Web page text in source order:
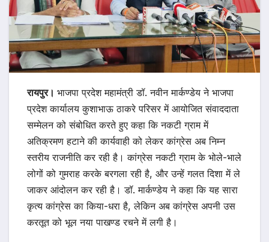
रायपुर। भाजपा प्रदेश महामंत्री डॉ. नवीन मार्कण्डेय ने भाजपा
प्रदेश कार्यालय कुशाभाऊ ठाकरे परिसर में आयोजित संवाददाता
सम्मेलन को संबोधित करते हुए कहा कि नकटी ग्राम में
अतिक्रमण हटाने की कार्यवाही को लेकर कांग्रेस अब निम्न
स्तरीय राजनीति कर रही है। कांग्रेस नकटी ग्राम के भोले-भाले
लोगों को गुमराह करके बरगला रही है, और उन्हें गलत दिशा में ले
जाकर आंदोलन कर रही है। डॉ. मार्कण्डेय ने कहा कि यह सारा
कृत्य कांग्रेस का किया-धरा है, लेकिन अब कांग्रेस अपनी उस
करतूत को भूल नया पाखण्ड रचने में लगी है।